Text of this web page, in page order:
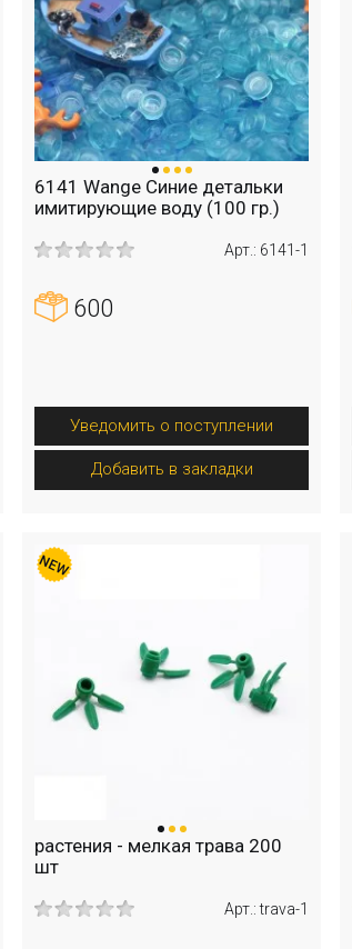
6141 Wange Синие детальки
имитирующие воду (100 гр.)
Арт.: 6141-1
600
Уведомить о поступлении
Добавить в закладки
растения - мелкая трава 200
шт
Арт.: trava-1